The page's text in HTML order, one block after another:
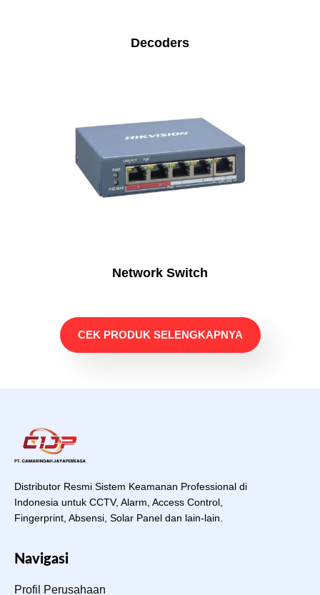
Decoders
Network Switch
CEK PRODUK SELENGKAPNYA
Distributor Resmi Sistem Keamanan Professional di
Indonesia untuk CCTV, Alarm, Access Control,
Fingerprint, Absensi, Solar Panel dan lain-lain.
Navigasi
Profil Perusahaan